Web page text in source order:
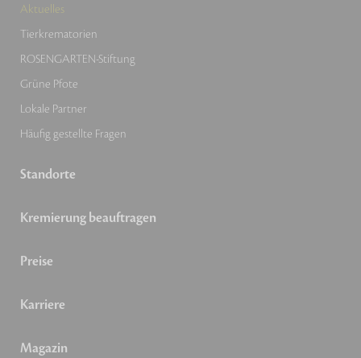
Aktuelles
Tierkrematorien
ROSENGARTEN-Stiftung
Grüne Pfote
Lokale Partner
Häufig gestellte Fragen
Standorte
Kremierung beauftragen
Preise
Karriere
Magazin